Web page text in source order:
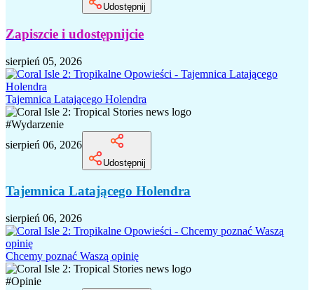
Udostępnij
Zapiszcie i udostępnijcie
sierpień 05, 2026
Tajemnica Latającego Holendra
#Wydarzenie
sierpień 06, 2026
Udostępnij
Tajemnica Latającego Holendra
sierpień 06, 2026
Chcemy poznać Waszą opinię
#Opinie